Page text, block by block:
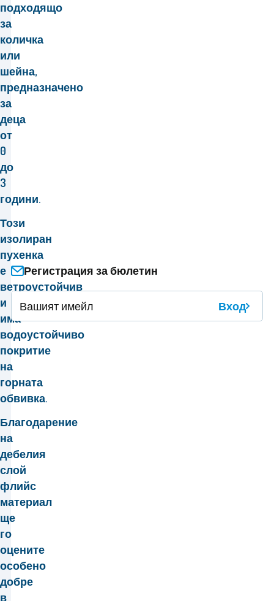
подходящо
за
количка
или
шейна,
предназначено
за
деца
от
0
до
3
години.
Този
изолиран
пухенка
е
ветроустойчив
и
има
водоустойчиво
покритие
на
горната
обвивка.
Благодарение
на
дебелия
слой
флийс
материал
ще
го
оцените
особено
добре
в
Регистрация за бюлетин
Вход